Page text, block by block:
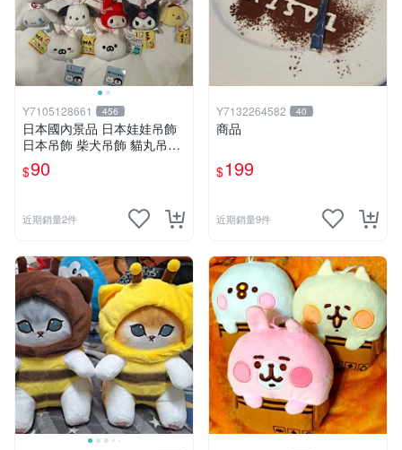
Y7105128661 456
日本國內景品 日本娃娃吊飾
日本吊飾 柴犬吊飾 貓丸吊飾
庫洛米吊飾 大耳狗吊飾 布丁
狗吊飾 帕恰狗吊飾 天竺鼠車
$90
近期銷量2件
Y7132264582 40
商品
$199
近期銷量9件